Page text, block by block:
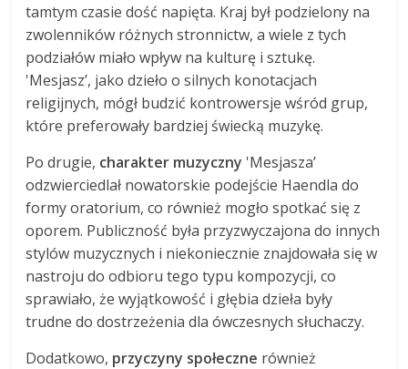
tamtym czasie dość napięta. Kraj był podzielony na
zwolenników różnych stronnictw, a wiele z tych
podziałów miało wpływ na kulturę i sztukę.
'Mesjasz’, jako dzieło o silnych konotacjach
religijnych, mógł budzić kontrowersje wśród grup,
które preferowały bardziej świecką muzykę.
Po drugie, charakter muzyczny 'Mesjasza’
odzwierciedlał nowatorskie podejście Haendla do
formy oratorium, co również mogło spotkać się z
oporem. Publiczność była przyzwyczajona do innych
stylów muzycznych i niekoniecznie znajdowała się w
nastroju do odbioru tego typu kompozycji, co
sprawiało, że wyjątkowość i głębia dzieła były
trudne do dostrzeżenia dla ówczesnych słuchaczy.
Dodatkowo, przyczyny społeczne również